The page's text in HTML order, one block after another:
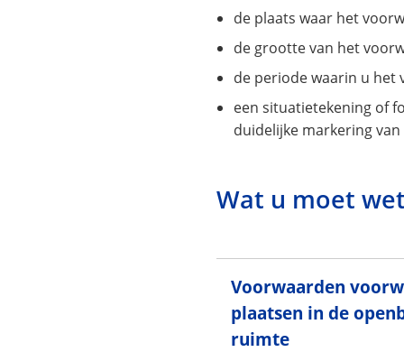
de plaats waar het
de grootte van het
de periode waarin u het
een situatietekening of
duidelijke markering
Wat u moet
Voorwaarden
plaatsen in de
ruimte